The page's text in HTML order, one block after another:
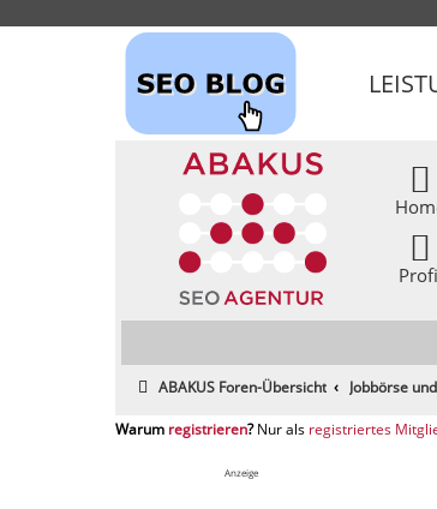
ABAKUS Foren-Übersicht Jobbörse
registrieren registriertes
Anzeige